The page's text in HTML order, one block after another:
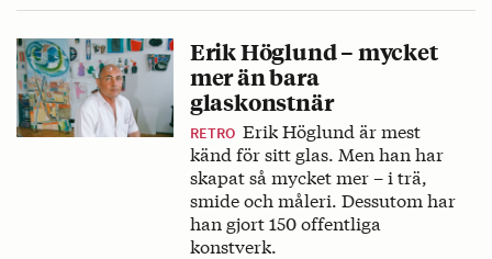
Erik Höglund – mycket
mer än bara
glaskonstnär
RETRO Erik Höglund är mest
känd för sitt glas. Men han har
skapat så mycket mer – i trä,
smide och måleri. Dessutom har
han gjort 150 offentliga
konstverk.